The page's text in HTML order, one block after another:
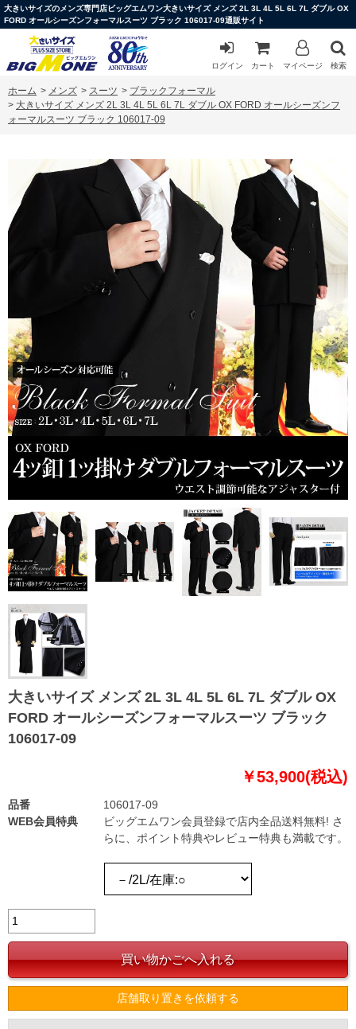
大きいサイズのメンズ専門店ビッグエムワン大きいサイズ メンズ 2L 3L 4L 5L 6L 7L ダブル OX
FORD オールシーズンフォーマルスーツ ブラック 106017-09通販サイト
ログイン カート マイページ 検索
ホーム > メンズ > スーツ > ブラックフォーマル
> 大きいサイズ メンズ 2L 3L 4L 5L 6L 7L ダブル OX FORD オールシーズンフ
ォーマルスーツ ブラック 106017-09
大きいサイズ メンズ 2L 3L 4L 5L 6L 7L ダブル OX
FORD オールシーズンフォーマルスーツ ブラック
106017-09
￥53,900(税込)
品番
106017-09
WEB会員特典
ビッグエムワン会員登録で店内全品送料無料! さ
らに、ポイント特典やレビュー特典も満載です。
店舗取り置きを依頼する